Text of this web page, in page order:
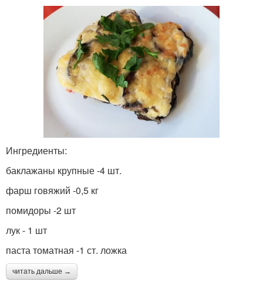
Ингредиенты:
баклажаны крупные -4 шт.
фарш говяжий -0,5 кг
помидоры -2 шт
лук - 1 шт
паста томатная -1 ст. ложка
читать дальше →